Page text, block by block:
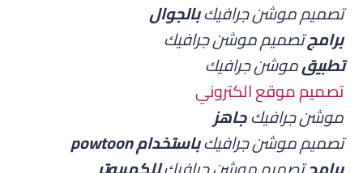
تصميم موشن جرافيكبالجوال
برامجتصميم موشن جرافيك
تطبيقموشن جرافيك
تصميم موقع الكتروني
موشن جرافيكجاهز
تصميم موشن جرافيكباستخدام powtoon